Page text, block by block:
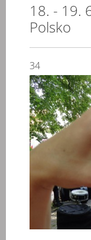
18. - 19.
Polsko
34